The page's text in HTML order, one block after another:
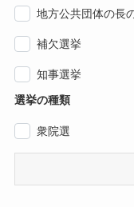
地方公共団体の長
補欠選挙
知事選挙
選挙の種類
衆院選